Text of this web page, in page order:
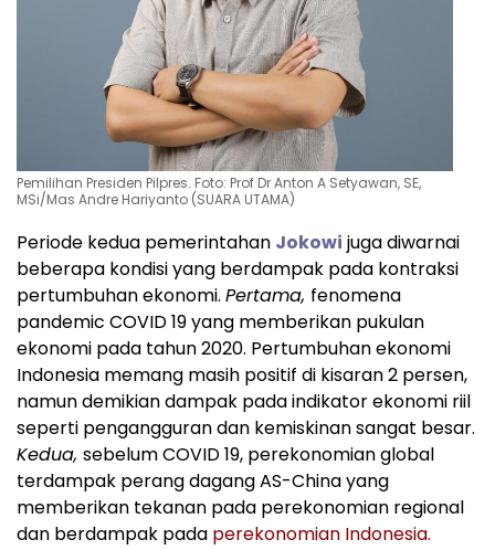
Pemilihan Presiden Pilpres. Foto: Prof Dr Anton A Setyawan, SE,
MSi/Mas Andre Hariyanto (SUARA UTAMA)
Periode kedua pemerintahan Jokowi juga diwarnai
beberapa kondisi yang berdampak pada kontraksi
pertumbuhan ekonomi. Pertama, fenomena
pandemic COVID 19 yang memberikan pukulan
ekonomi pada tahun 2020. Pertumbuhan ekonomi
Indonesia memang masih positif di kisaran 2 persen,
namun demikian dampak pada indikator ekonomi riil
seperti pengangguran dan kemiskinan sangat besar.
Kedua, sebelum COVID 19, perekonomian global
terdampak perang dagang AS-China yang
memberikan tekanan pada perekonomian regional
dan berdampak pada perekonomian Indonesia.